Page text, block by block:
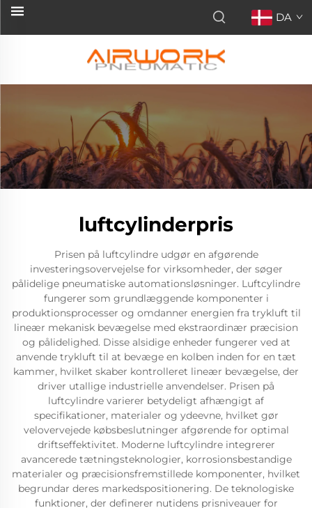
DA
luftcylinderpris
Prisen på luftcylindre udgør en afgørende
investeringsovervejelse for virksomheder, der søger
pålidelige pneumatiske automationsløsninger. Luftcylindre
fungerer som grundlæggende komponenter i
produktionsprocesser og omdanner energien fra trykluft til
lineær mekanisk bevægelse med ekstraordinær præcision
og pålidelighed. Disse alsidige enheder fungerer ved at
anvende trykluft til at bevæge en kolben inden for en tæt
kammer, hvilket skaber kontrolleret lineær bevægelse, der
driver utallige industrielle anvendelser. Prisen på
luftcylindre varierer betydeligt afhængigt af
specifikationer, materialer og ydeevne, hvilket gør
velovervejede købsbeslutninger afgørende for optimal
driftseffektivitet. Moderne luftcylindre integrerer
avancerede tætningsteknologier, korrosionsbestandige
materialer og præcisionsfremstillede komponenter, hvilket
begrundar deres markedspositionering. De teknologiske
funktioner, der definerer nutidens prisniveauer for